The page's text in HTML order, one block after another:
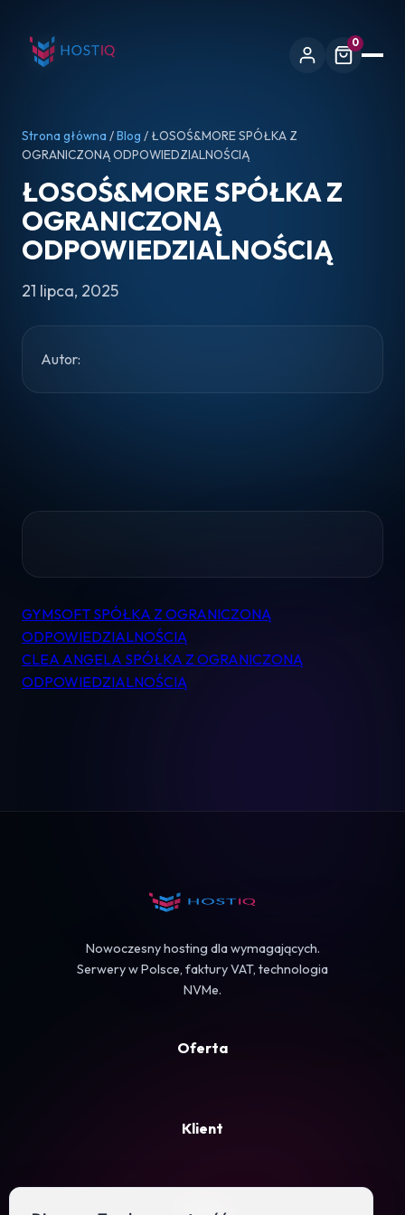
0
Pomoc
Kontakt
Strona główna /Blog / ŁOSOŚ&MORE SPÓŁKA Z
OGRANICZONĄ ODPOWIEDZIALNOŚCIĄ
ŁOSOŚ&MORE SPÓŁKA Z
OGRANICZONĄ
ODPOWIEDZIALNOŚCIĄ
21 lipca, 2025
Autor:
Nawigacja
wpisu
GYMSOFT SPÓŁKA Z OGRANICZONĄ
ODPOWIEDZIALNOŚCIĄ
CLEA ANGELA SPÓŁKA Z OGRANICZONĄ
ODPOWIEDZIALNOŚCIĄ
Nowoczesny hosting dla wymagających.
Serwery w Polsce, faktury VAT, technologia
NVMe.
Oferta
Klient
Firma